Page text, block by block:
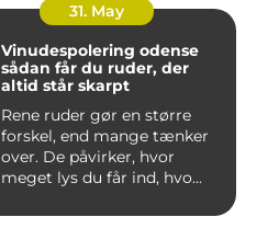
31. May
Vinudespolering odense
sådan får du ruder, der
altid står skarpt
Rene ruder gør en større
forskel, end mange tænker
over. De påvirker, hvor
meget lys du får ind, hvo...